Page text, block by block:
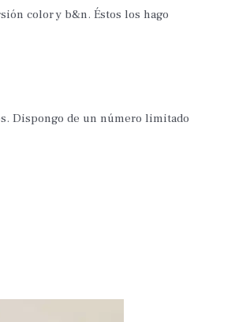
color y b&n. Éstos los hago
Dispongo de un número limitado